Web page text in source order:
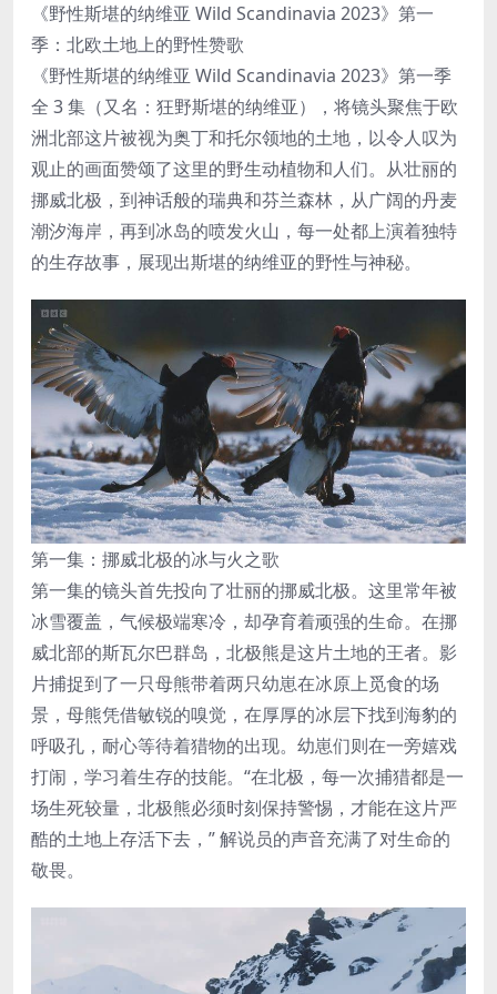
《野性斯堪的纳维亚 Wild Scandinavia 2023》第一
季：北欧土地上的野性赞歌
《野性斯堪的纳维亚 Wild Scandinavia 2023》第一季
全 3 集（又名：狂野斯堪的纳维亚），将镜头聚焦于欧
洲北部这片被视为奥丁和托尔领地的土地，以令人叹为
观止的画面赞颂了这里的野生动植物和人们。从壮丽的
挪威北极，到神话般的瑞典和芬兰森林，从广阔的丹麦
潮汐海岸，再到冰岛的喷发火山，每一处都上演着独特
的生存故事，展现出斯堪的纳维亚的野性与神秘。
第一集：挪威北极的冰与火之歌
第一集的镜头首先投向了壮丽的挪威北极。这里常年被
冰雪覆盖，气候极端寒冷，却孕育着顽强的生命。在挪
威北部的斯瓦尔巴群岛，北极熊是这片土地的王者。影
片捕捉到了一只母熊带着两只幼崽在冰原上觅食的场
景，母熊凭借敏锐的嗅觉，在厚厚的冰层下找到海豹的
呼吸孔，耐心等待着猎物的出现。幼崽们则在一旁嬉戏
打闹，学习着生存的技能。“在北极，每一次捕猎都是一
场生死较量，北极熊必须时刻保持警惕，才能在这片严
酷的土地上存活下去，” 解说员的声音充满了对生命的
敬畏。